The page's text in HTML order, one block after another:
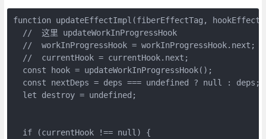
function updateEffectImpl(fiberEffectTag,
  //  这里 updateWorkInProgressHook
  //  workInProgressHook = workInProgressHook.next;
  //  currentHook = currentHook.next;
  const hook = updateWorkInProgressHook();
  const nextDeps = deps === undefined ? null : deps;
  let destroy = undefined;
  if (currentHook !== null) {